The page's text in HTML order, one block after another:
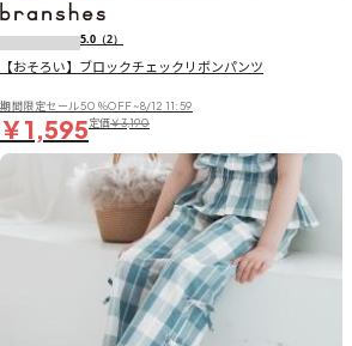
5.0 （2）
【おそろい】ブロックチェックリボンパンツ
期間限定セール50％OFF~8/12 11:59
￥1,595定価￥3,190